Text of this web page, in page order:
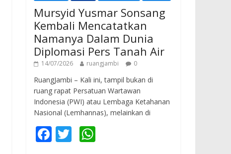
Mursyid Yusmar Sonsang
Kembali Mencatatkan
Namanya Dalam Dunia
Diplomasi Pers Tanah Air
14/07/2026 ruangjambi 0
RuangJambi – Kali ini, tampil bukan di
ruang rapat Persatuan Wartawan
Indonesia (PWI) atau Lembaga Ketahanan
Nasional (Lemhannas), melainkan di
F T